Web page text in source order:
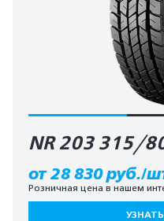
NR 203 315/
от 28 830 руб./
Розничная цена в нашем